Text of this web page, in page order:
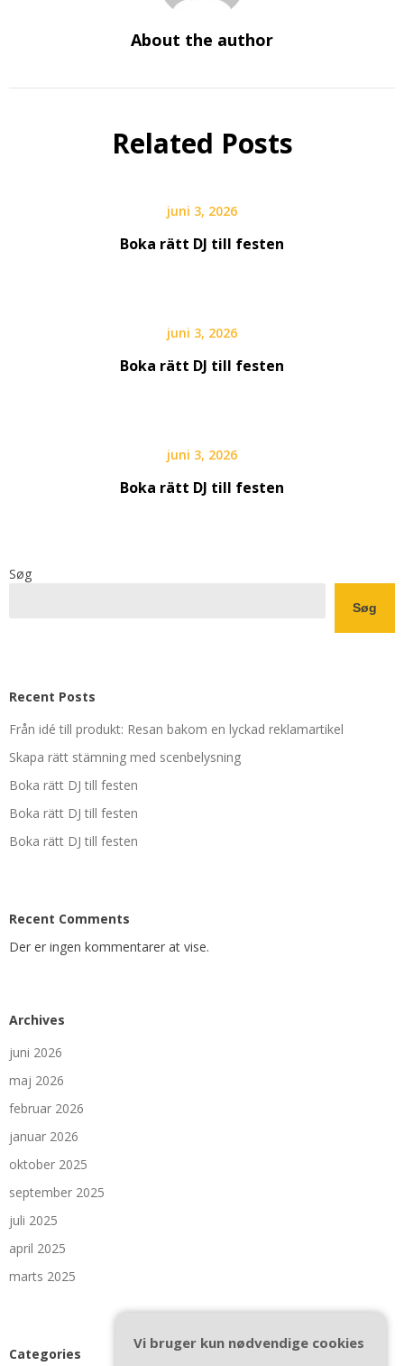
About the author
Related Posts
juni 3, 2026
Boka rätt DJ till festen
juni 3, 2026
Boka rätt DJ till festen
juni 3, 2026
Boka rätt DJ till festen
Søg
Søg
Recent Posts
Från idé till produkt: Resan bakom en lyckad reklamartikel
Skapa rätt stämning med scenbelysning
Boka rätt DJ till festen
Boka rätt DJ till festen
Boka rätt DJ till festen
Recent Comments
Der er ingen kommentarer at vise.
Archives
juni 2026
maj 2026
februar 2026
januar 2026
oktober 2025
september 2025
juli 2025
april 2025
marts 2025
Categories
Vi bruger kun nødvendige cookies